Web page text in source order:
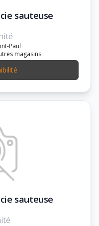
sauteuse
Paul
magasins
sauteuse